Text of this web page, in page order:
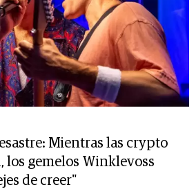
Mientras las crypto
los gemelos Winklevoss
de creer"